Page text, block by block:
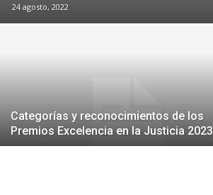
24 agosto, 2022
Categorías y reconocimientos de los
Premios Excelencia en la Justicia 2023